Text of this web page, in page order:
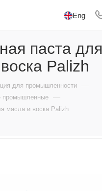
Eng
паста для
Palizh
для промышленности —
промышленные —
масла и воска Palizh